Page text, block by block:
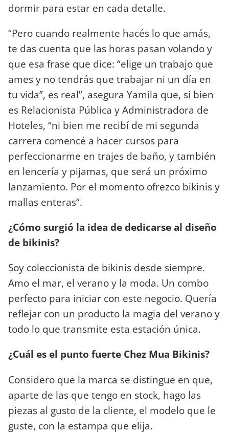
dormir para estar en cada detalle.
“Pero cuando realmente hacés lo que amás,
te das cuenta que las horas pasan volando y
que esa frase que dice: “elige un trabajo que
ames y no tendrás que trabajar ni un día en
tu vida”, es real”, asegura Yamila que, si bien
es Relacionista Pública y Administradora de
Hoteles, “ni bien me recibí de mi segunda
carrera comencé a hacer cursos para
perfeccionarme en trajes de baño, y también
en lencería y pijamas, que será un próximo
lanzamiento. Por el momento ofrezco bikinis y
mallas enteras”.
¿Cómo surgió la idea de dedicarse al diseño
de bikinis?
Soy coleccionista de bikinis desde siempre.
Amo el mar, el verano y la moda. Un combo
perfecto para iniciar con este negocio. Quería
reflejar con un producto la magia del verano y
todo lo que transmite esta estación única.
¿Cuál es el punto fuerte Chez Mua Bikinis?
Considero que la marca se distingue en que,
aparte de las que tengo en stock, hago las
piezas al gusto de la cliente, el modelo que le
guste, con la estampa que elija.